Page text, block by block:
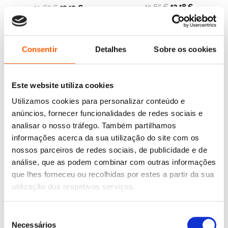
Consentir Detalhes Sobre os cookies
Este website utiliza cookies
Utilizamos cookies para personalizar conteúdo e
anúncios, fornecer funcionalidades de redes sociais e
analisar o nosso tráfego. Também partilhamos
informações acerca da sua utilização do site com os
nossos parceiros de redes sociais, de publicidade e de
análise, que as podem combinar com outras informações
que lhes forneceu ou recolhidas por estes a partir da sua
utilização dos respetivos serviços.
Necessários
14,65 € O
era:
13,19 €O
é:
O Bando das Cavernas
Heróis do Mundo 11: Em
Defesa do Reino!
14,65€ O
preço
original
era:
13,18€O
preço
atual
é:
O Bando das Cavernas
Heróis do Mundo 3: O Outro
15,75
preço
preço
O Bando das Cavernas 1: Na